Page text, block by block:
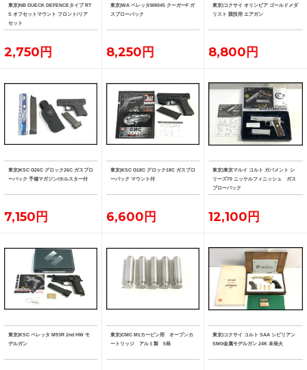
東京)NB DUECK DEFENCEタイプ RT
S オフセットマウント フロント/リア
セット
2,750円
東京)WA ベレッタM8045 クーガーF ガ
スブローバック
8,250円
東京)コクサイ オリンピア ゴールドメダ
リスト 競技用 エアガン
8,800円
東京)KSC G26C グロック26C ガスブロ
ーバック 予備マガジン/ホルスター付
7,150円
東京)KSC G18C グロック18C ガスブロ
ーバック マウント付
6,600円
東京)東京マルイ コルト ガバメント シ
リーズ70 ニッケルフィニッシュ ガス
ブローバック
12,100円
東京)KSC ベレッタ M93R 2nd HW モ
デルガン
東京)CMC M1カービン用 オープンカ
ートリッジ アルミ製 5発
東京)コクサイ コルト SAA シビリアン
SMG金属モデルガン 24K 未発火